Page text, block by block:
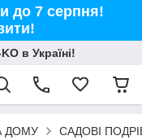
до 7 серпня!
в Україні!
ДОМУ САДОВІ